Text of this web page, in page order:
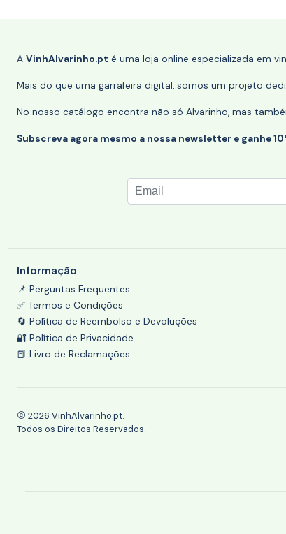
A VinhAlvarinho.pt é uma loja online especializada em
Mais do que uma garrafeira digital, somos um projeto
No nosso catálogo encontra não só Alvarinho, mas
Subscreva agora mesmo a nossa newsletter e ganhe
Informação
📌 Perguntas Frequentes
✅ Termos e Condições
🔄 Política de Reembolso e Devoluções
🔐 Política de Privacidade
📕 Livro de Reclamações
2026 VinhAlvarinho.pt.
Todos os Direitos Reservados.